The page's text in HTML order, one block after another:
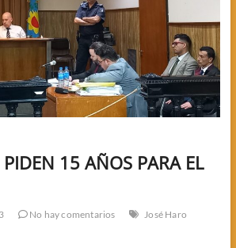
15 AÑOS PARA EL
No hay comentarios José Haro